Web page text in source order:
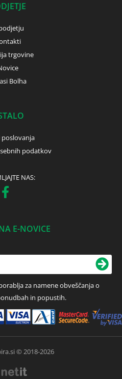
trgovine
Bolha
poslovanja
podatkov
NAS:
E-NOVICE
za namene obveščanja o
in popustih.
© 2018-2026